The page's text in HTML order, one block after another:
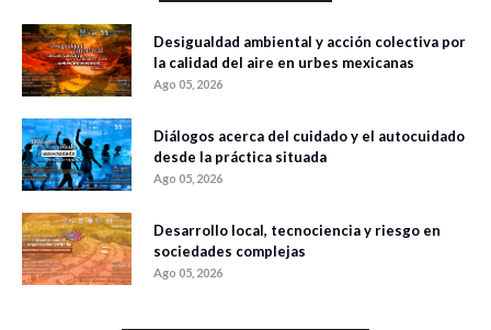
Desigualdad ambiental y acción colectiva por
la calidad del aire en urbes mexicanas
Ago 05, 2026
Diálogos acerca del cuidado y el autocuidado
desde la práctica situada
Ago 05, 2026
Desarrollo local, tecnociencia y riesgo en
sociedades complejas
Ago 05, 2026